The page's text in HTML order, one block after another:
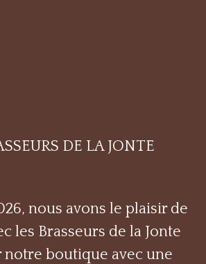
DE LA JONTE
nous avons le plaisir de
les Brasseurs de la Jonte
notre boutique avec une